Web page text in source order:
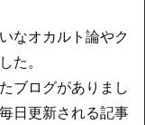
なオカルト論やク
た。
ブログがありまし
日更新される記事